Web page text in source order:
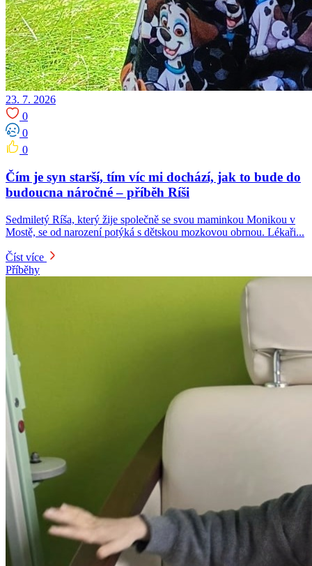
23. 7. 2026
0
0
0
Čím je syn starší, tím víc mi dochází, jak to bude do
budoucna náročné – příběh Ríši
Sedmiletý Ríša, který žije společně se svou maminkou Monikou v
Mostě, se od narození potýká s dětskou mozkovou obrnou. Lékaři...
Číst více
Příběhy